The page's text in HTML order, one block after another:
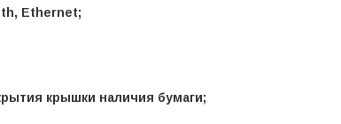
Ethernet;
крышки наличия бумаги;